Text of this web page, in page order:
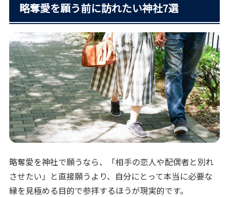
略奪愛を願う前に訪れたい神社7選
略奪愛を神社で願うなら、「相手の恋人や配偶者と別れ
させたい」と直接願うより、自分にとって本当に必要な
縁を見極める目的で参拝するほうが現実的です。